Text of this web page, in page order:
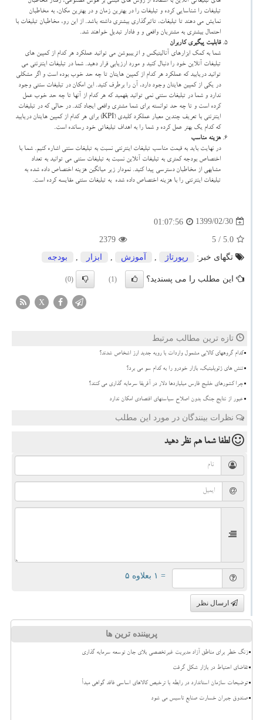
تبلیغات را شناسایی کرده و تبلیغات را در بهترین زمان و در بهترین مکان، به مخاطبان
نمایش می دهند تا تبلیغات، تاثیرگذاری بیشتری داشته باشد. از این رو، مخاطبان تبلیغات با
احتمال بیشتری به مشتریان واقعی و و فادار تبدیل خواهند شد.
قابلیت پیگیری کاربران
شما به کمک ابزارهای آنالیتیکس و اتریبیوشن می توانید عملکرد هر کدام از کمپین های
تبلیغات آنلاین خود را دنبال کنید و مورد ارزیابی قرار دهید. شما در تبلیغات اینترنتی می
توانید دریابید که عملکرد هر کدام از کمپین هایتان تا چه حد خوب بوده است و اگر مشکلی
در یکی از کمپین هایتان وجود دارد، آن را برطرف کنید. این امکان در تبلیغات سنتی وجود
ندارد و شما در تبلیغات سنتی نمی توانید بفهمید که هر کدام از آنها تا چه حد خوب عمل
کرده است و تا چه حد توانسته برای شما مشتری واقعی ایجاد کند. در حالی که در تبلیغات
اینترنتی با تعریف چندین معیار عملکرد کلیدی (KPI) برای هر کدام از کمپین هایتان دریابید
که کدام یک بهتر عمل کرده و شما را به اهداف تبلیغاتی خود رسانده است.
هزینه مناسب
در نهایت باید به قیمت مناسب تبلیغات اینترنتی نسبت به تبلیغات سنتی اشاره کنیم. شما با
اختصاص بودجه کمتری به تبلیغات آنلاین نسبت به تبلیغات سنتی می توانید به تعداد
مشابهی از مخاطبان دسترسی پیدا کنید. نمودار زیر میانگین هزینه اختصاص داده شده به
تبلیغات اینترنتی را با هزینه اختصاص داده شده به تبلیغات سنتی مقایسه کرده است.
1399/02/30
01:07:56
5.0
/ 5
2379
تگهای خبر:
رپورتاژ , آموزش , ابزار , بودجه
این مطلب را می پسندید؟ (1)
(0)
X
تازه ترین مطالب مرتبط
کدام گروههای کالایی مشمول واردات با رویه جدید ارز اشخاص شدند؟
تنش های ژئوپلیتیک، بازار خودرو را به کدام سو می برد؟
چرا کشورهای خلیج فارس میلیاردها دلار در آفریقا سرمایه گذاری می کنند؟
عبور از نتایج جنگ بدون اصلاح سیاستهای اقتصادی امکان ندارد
نظرات بینندگان در مورد این مطلب
لطفا شما همنظر دهید
= ۱ بعلاوه ۵
ارسال نظر
پربیننده ترین ها
زنگ خطر برای مناطق آزاد مدیریت غیرتخصصی بلای جان توسعه سرمایه گذاری
تقاضای احتیاط در بازار شکل گرفت
توضیحات سازمان استاندارد در رابطه با ترخیص کالاهای اساسی فاقد گواهی مبدأ
صندوق جبران خسارت صنایع تاسیس می شود